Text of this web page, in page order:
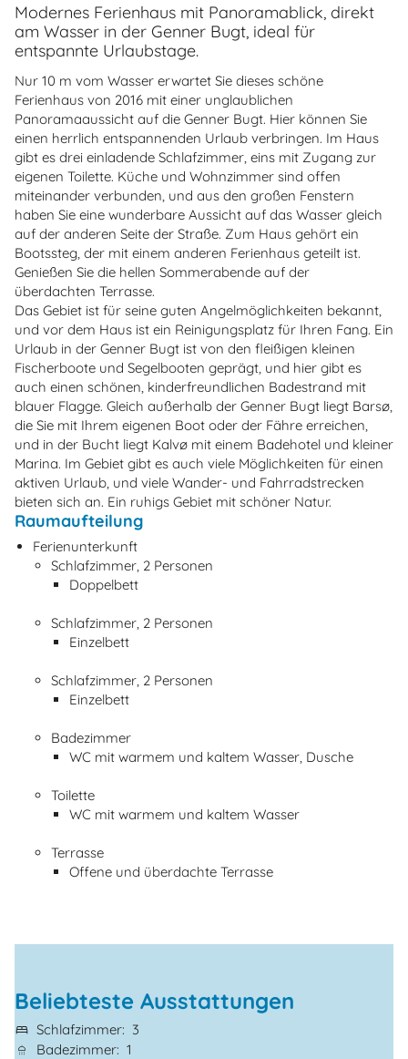
Modernes Ferienhaus mit Panoramablick, direkt
am Wasser in der Genner Bugt, ideal für
entspannte Urlaubstage.
Nur 10 m vom Wasser erwartet Sie dieses schöne
Ferienhaus von 2016 mit einer unglaublichen
Panoramaaussicht auf die Genner Bugt. Hier können Sie
einen herrlich entspannenden Urlaub verbringen. Im Haus
gibt es drei einladende Schlafzimmer, eins mit Zugang zur
eigenen Toilette. Küche und Wohnzimmer sind offen
miteinander verbunden, und aus den großen Fenstern
haben Sie eine wunderbare Aussicht auf das Wasser gleich
auf der anderen Seite der Straße. Zum Haus gehört ein
Bootssteg, der mit einem anderen Ferienhaus geteilt ist.
Genießen Sie die hellen Sommerabende auf der
überdachten Terrasse.
Das Gebiet ist für seine guten Angelmöglichkeiten bekannt,
und vor dem Haus ist ein Reinigungsplatz für Ihren Fang. Ein
Urlaub in der Genner Bugt ist von den fleißigen kleinen
Fischerboote und Segelbooten geprägt, und hier gibt es
auch einen schönen, kinderfreundlichen Badestrand mit
blauer Flagge. Gleich außerhalb der Genner Bugt liegt Barsø,
die Sie mit Ihrem eigenen Boot oder der Fähre erreichen,
und in der Bucht liegt Kalvø mit einem Badehotel und kleiner
Marina. Im Gebiet gibt es auch viele Möglichkeiten für einen
aktiven Urlaub, und viele Wander- und Fahrradstrecken
bieten sich an. Ein ruhigs Gebiet mit schöner Natur.
Raumaufteilung
Ferienunterkunft
Schlafzimmer, 2 Personen
Doppelbett
Schlafzimmer, 2 Personen
Einzelbett
Schlafzimmer, 2 Personen
Einzelbett
Badezimmer
WC mit warmem und kaltem Wasser, Dusche
Toilette
WC mit warmem und kaltem Wasser
Terrasse
Offene und überdachte Terrasse
Beliebteste Ausstattungen
Schlafzimmer
3
Badezimmer 1